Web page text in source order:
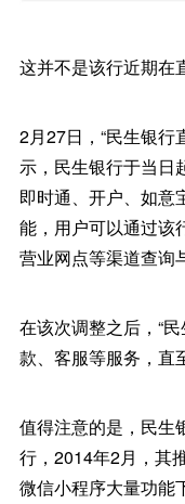
这并不是该行近期在
2月27日，“民生银行
示，民生银行于当日
即时通、开户、如意
能，用户可以通过该
营业网点等渠道查询
在该次调整之后，“
款、客服等服务，直
值得注意的是，民生
行，2014年2月，其
微信小程序大量功能